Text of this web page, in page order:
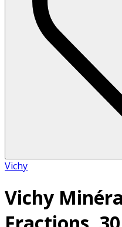
Vichy
Vichy